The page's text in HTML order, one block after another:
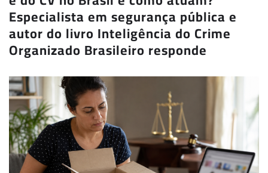
Especialista em segurança pública e
autor do livro Inteligência do Crime
Organizado Brasileiro responde